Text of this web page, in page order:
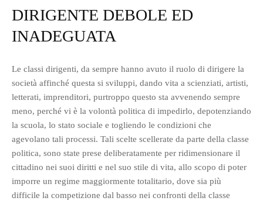
DIRIGENTE DEBOLE ED
INADEGUATA
Le classi dirigenti, da sempre hanno avuto il ruolo di dirigere la
società affinché questa si sviluppi, dando vita a scienziati, artisti,
letterati, imprenditori, purtroppo questo sta avvenendo sempre
meno, perché vi è la volontà politica di impedirlo, depotenziando
la scuola, lo stato sociale e togliendo le condizioni che
agevolano tali processi. Tali scelte scellerate da parte della classe
politica, sono state prese deliberatamente per ridimensionare il
cittadino nei suoi diritti e nel suo stile di vita, allo scopo di poter
imporre un regime maggiormente totalitario, dove sia più
difficile la competizione dal basso nei confronti della classe